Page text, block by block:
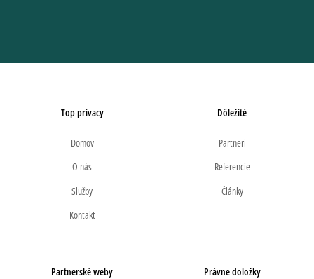
Top privacy
Domov
O nás
Služby
Kontakt
Dôležité
Partneri
Referencie
Články
Partnerské weby Právne doložky